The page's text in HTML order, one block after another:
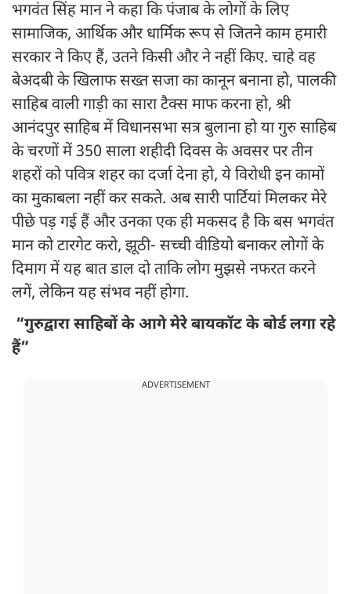
भगवंत सिंह मान ने कहा कि पंजाब के लोगों के लिए
सामाजिक, आर्थिक और धार्मिक रूप से जितने काम हमारी
सरकार ने किए हैं, उतने किसी और ने नहीं किए. चाहे वह
बेअदबी के खिलाफ सख्त सजा का कानून बनाना हो, पालकी
साहिब वाली गाड़ी का सारा टैक्स माफ करना हो, श्री
आनंदपुर साहिब में विधानसभा सत्र बुलाना हो या गुरु साहिब
के चरणों में 350 साला शहीदी दिवस के अवसर पर तीन
शहरों को पवित्र शहर का दर्जा देना हो, ये विरोधी इन कामों
का मुकाबला नहीं कर सकते. अब सारी पार्टियां मिलकर मेरे
पीछे पड़ गई हैं और उनका एक ही मकसद है कि बस भगवंत
मान को टारगेट करो, झूठी- सच्ची वीडियो बनाकर लोगों के
दिमाग में यह बात डाल दो ताकि लोग मुझसे नफरत करने
लगें, लेकिन यह संभव नहीं होगा.
“गुरुद्वारा साहिबों के आगे मेरे बायकॉट के बोर्ड लगा रहे
हैं”
ADVERTISEMENT